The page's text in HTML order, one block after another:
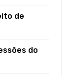
de
do